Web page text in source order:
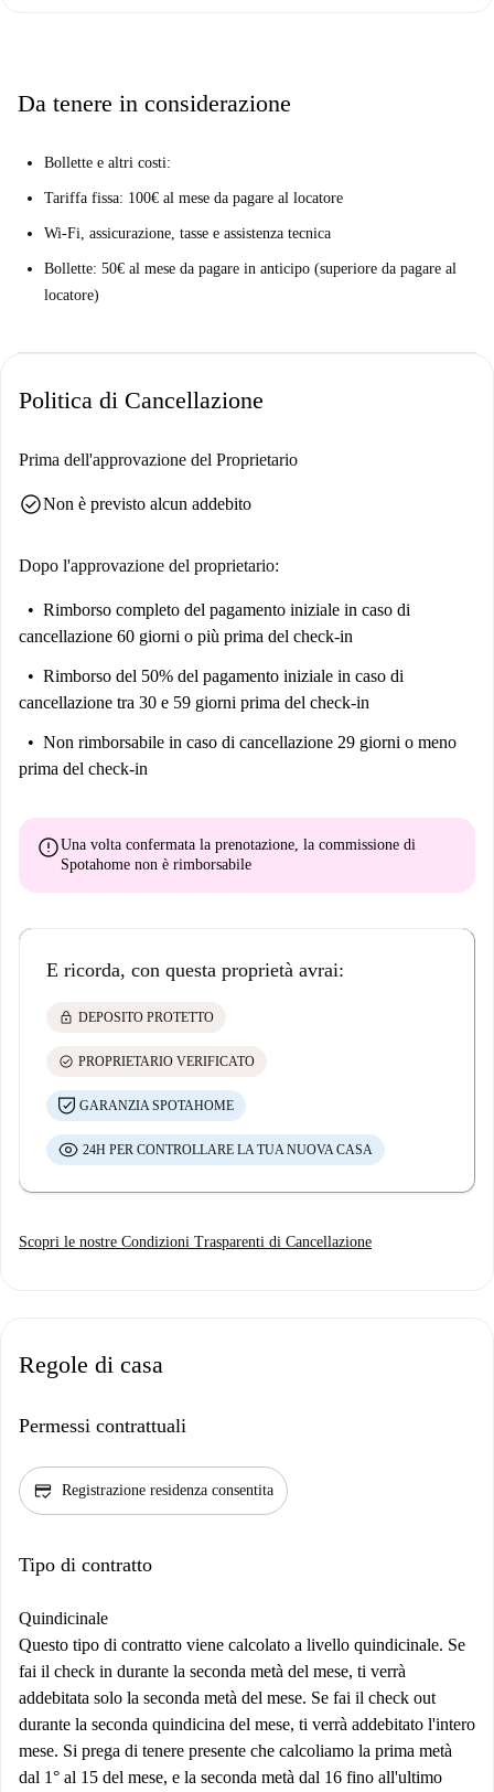
Da tenere in considerazione
Bollette e altri costi:
Tariffa fissa: 100€ al mese da pagare al locatore
Wi-Fi, assicurazione, tasse e assistenza tecnica
Bollette: 50€ al mese da pagare in anticipo (superiore da pagare al
locatore)
Politica di Cancellazione
Prima dell'approvazione del Proprietario
check_circleNon è previsto alcun addebito
Dopo l'approvazione del proprietario:
Rimborso completo del pagamento iniziale in caso di
cancellazione 60 giorni o più prima del check-in
Rimborso del 50% del pagamento iniziale in caso di
cancellazione tra 30 e 59 giorni prima del check-in
Non rimborsabile in caso di cancellazione 29 giorni o meno
prima del check-in
errorUna volta confermata la prenotazione, la commissione di
Spotahome non è rimborsabile
E ricorda, con questa proprietà avrai:
lock DEPOSITO PROTETTO
check_circle PROPRIETARIO VERIFICATO
GARANZIA SPOTAHOME
24H PER CONTROLLARE LA TUA NUOVA CASA
Scopri le nostre Condizioni Trasparenti di Cancellazione
Regole di casa
Permessi contrattuali
credit_score Registrazione residenza consentita
Tipo di contratto
Quindicinale
Questo tipo di contratto viene calcolato a livello quindicinale. Se
fai il check in durante la seconda metà del mese, ti verrà
addebitata solo la seconda metà del mese. Se fai il check out
durante la seconda quindicina del mese, ti verrà addebitato l'intero
mese. Si prega di tenere presente che calcoliamo la prima metà
dal 1° al 15 del mese, e la seconda metà dal 16 fino all'ultimo